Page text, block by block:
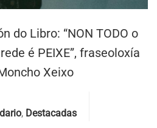
do Libro: “NON TODO o
é PEIXE”, fraseoloxía
Xeixo
, Destacadas